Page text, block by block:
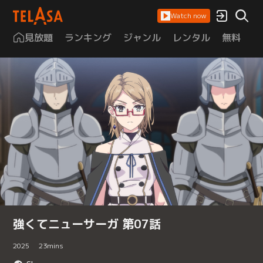
Watch now
見放題 ランキング ジャンル レンタル 無料
強くてニューサーガ 第07話
2025 23mins